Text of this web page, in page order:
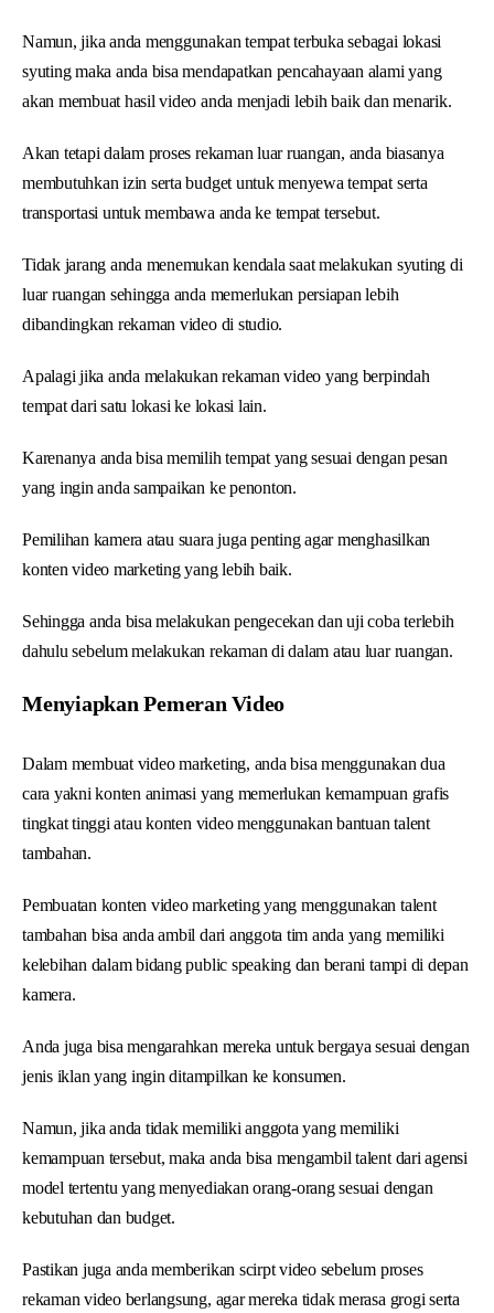
Namun, jika anda menggunakan tempat terbuka sebagai lokasi
syuting maka anda bisa mendapatkan pencahayaan alami yang
akan membuat hasil video anda menjadi lebih baik dan menarik.
Akan tetapi dalam proses rekaman luar ruangan, anda biasanya
membutuhkan izin serta budget untuk menyewa tempat serta
transportasi untuk membawa anda ke tempat tersebut.
Tidak jarang anda menemukan kendala saat melakukan syuting di
luar ruangan sehingga anda memerlukan persiapan lebih
dibandingkan rekaman video di studio.
Apalagi jika anda melakukan rekaman video yang berpindah
tempat dari satu lokasi ke lokasi lain.
Karenanya anda bisa memilih tempat yang sesuai dengan pesan
yang ingin anda sampaikan ke penonton.
Pemilihan kamera atau suara juga penting agar menghasilkan
konten video marketing yang lebih baik.
Sehingga anda bisa melakukan pengecekan dan uji coba terlebih
dahulu sebelum melakukan rekaman di dalam atau luar ruangan.
Menyiapkan Pemeran Video
Dalam membuat video marketing, anda bisa menggunakan dua
cara yakni konten animasi yang memerlukan kemampuan grafis
tingkat tinggi atau konten video menggunakan bantuan talent
tambahan.
Pembuatan konten video marketing yang menggunakan talent
tambahan bisa anda ambil dari anggota tim anda yang memiliki
kelebihan dalam bidang public speaking dan berani tampi di depan
kamera.
Anda juga bisa mengarahkan mereka untuk bergaya sesuai dengan
jenis iklan yang ingin ditampilkan ke konsumen.
Namun, jika anda tidak memiliki anggota yang memiliki
kemampuan tersebut, maka anda bisa mengambil talent dari agensi
model tertentu yang menyediakan orang-orang sesuai dengan
kebutuhan dan budget.
Pastikan juga anda memberikan scirpt video sebelum proses
rekaman video berlangsung, agar mereka tidak merasa grogi serta